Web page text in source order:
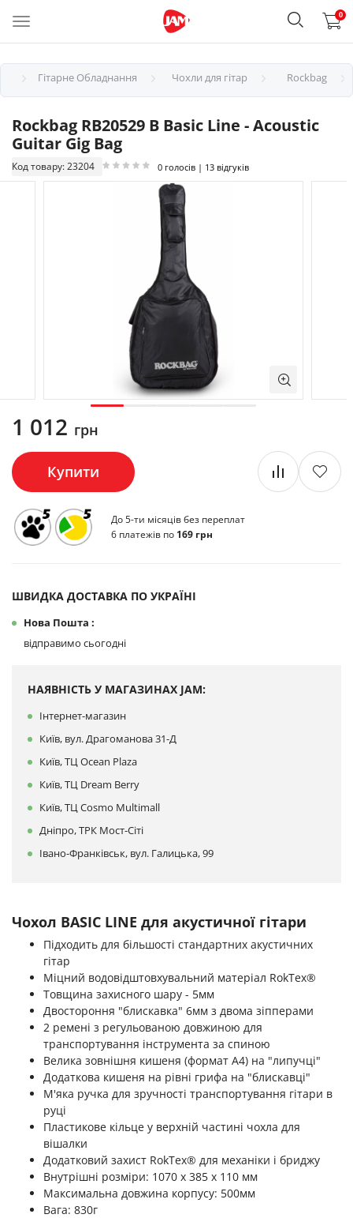
0
Гітарне Обладнання Чохли для гітар Rockbag
Rockbag RB20529 B Basic Line - Acoustic
Guitar Gig Bag
Код товару: 23204 0 голосів | 13 відгуків
1 012 грн
Купити
До 5-ти місяців без переплат
6 платежів по 169 грн
ШВИДКА ДОСТАВКА ПО УКРАЇНІ
Нова Пошта :
відправимо сьогодні
НАЯВНІСТЬ У МАГАЗИНАХ JAM:
Інтернет-магазин
Київ, вул. Драгоманова 31-Д
Київ, ТЦ Ocean Plaza
Київ, ТЦ Dream Berry
Київ, ТЦ Cosmo Multimall
Дніпро, ТРК Мост-Сіті
Івано-Франківськ, вул. Галицька, 99
Чохол BASIC LINE для акустичної гітари
Підходить для більшості стандартних акустичних
гітар
Міцний водовідштовхувальний матеріал RokTex®
Товщина захисного шару - 5мм
Двостороння "блискавка" 6мм з двома зіпперами
2 ремені з регульованою довжиною для
транспортування інструмента за спиною
Велика зовнішня кишеня (формат А4) на "липучці"
Додаткова кишеня на рівні грифа на "блискавці"
М'яка ручка для зручності транспортування гітари в
руці
Пластикове кільце у верхній частині чохла для
вішалки
Додатковий захист RokTex® для механіки і бриджу
Внутрішні розміри: 1070 х 385 х 110 мм
Максимальна довжина корпусу: 500мм
Вага: 830г